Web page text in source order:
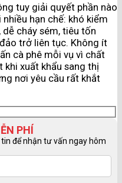
tuy giải quyết phần nào
hạn chế: khó kiểm
cháy sém, tiêu tốn
trở liên tục. Không ít
cà phê mỗi vụ vì chất
khi xuất khẩu sang thị
nơi yêu cầu rất khắt
PHÍ
để nhận tư vấn ngay hôm